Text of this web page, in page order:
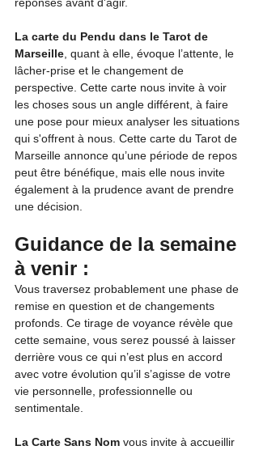
réponses avant d'agir.
La carte du Pendu dans le Tarot de
Marseille, quant à elle, évoque l’attente, le
lâcher-prise et le changement de
perspective. Cette carte nous invite à voir
les choses sous un angle différent, à faire
une pose pour mieux analyser les situations
qui s'offrent à nous. Cette carte du Tarot de
Marseille annonce qu’une période de repos
peut être bénéfique, mais elle nous invite
également à la prudence avant de prendre
une décision.
Guidance de la semaine
à venir :
Vous traversez probablement une phase de
remise en question et de changements
profonds. Ce tirage de voyance révèle que
cette semaine, vous serez poussé à laisser
derrière vous ce qui n’est plus en accord
avec votre évolution qu’il s’agisse de votre
vie personnelle, professionnelle ou
sentimentale.
La Carte Sans Nom vous invite à accueillir